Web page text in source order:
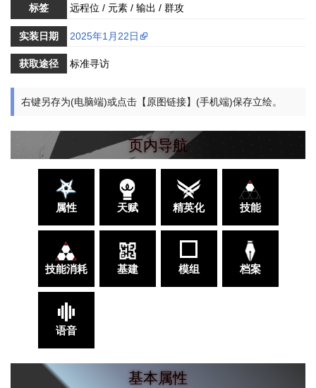
标签 远程位 / 元素 / 输出 / 群攻
实装日期 2025年1月22日
获取途径 标准寻访
右键另存为(电脑端)或点击【原图链接】(手机端)保存立绘。
页内导航
属性 天赋 精英化 技能
技能消耗 基建 模组 档案
语音
基本属性